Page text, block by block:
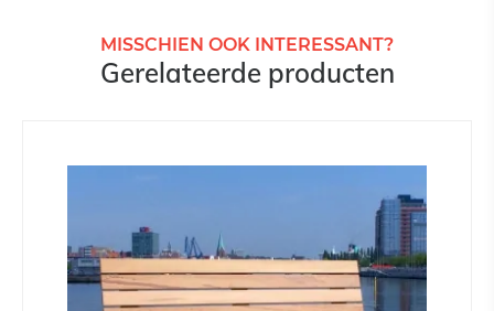
MISSCHIEN OOK INTERESSANT?
Gerelateerde producten